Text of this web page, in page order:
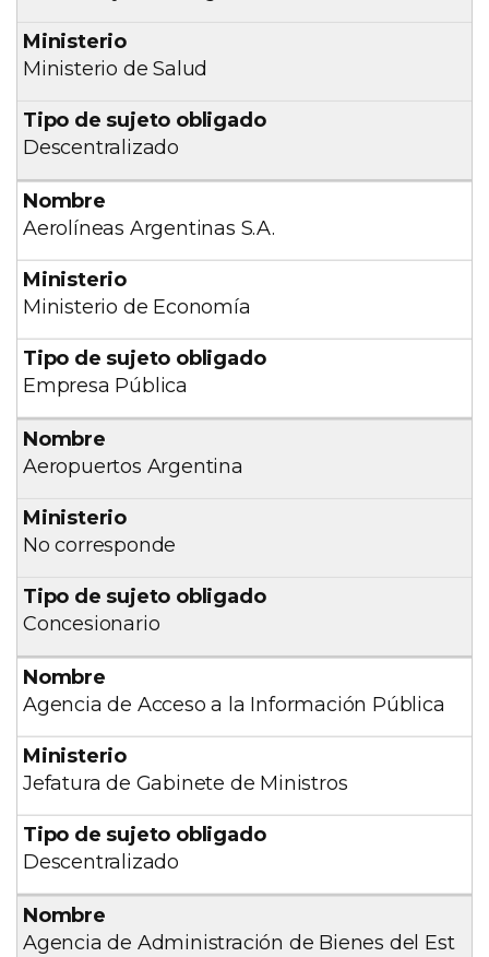
Ministerio de Salud
Descentralizado
Aerolíneas Argentinas S.A.
Ministerio de Economía
Empresa Pública
Aeropuertos Argentina
No corresponde
Concesionario
Agencia de Acceso a la Información Pública
Jefatura de Gabinete de Ministros
Descentralizado
Agencia de Administración de Bienes del Est